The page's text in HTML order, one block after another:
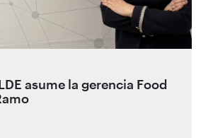
asume la gerencia Food